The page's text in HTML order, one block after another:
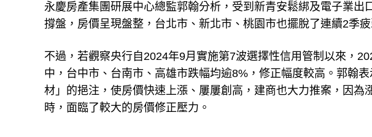
永慶房產集團研展中心總監郭翰分析，受到新青安鬆綁及電子業出
撐盤，房價呈現盤整，台北市、新北市、桃園市也擺脫了連續2季疲
不過，若觀察央行自2024年9月實施第7波選擇性信用管制以來，
中，台中市、台南市、高雄市跌幅均逾8%，修正幅度較高。郭翰
材」的挹注，使房價快速上漲、屢屢創高，建商也大力推案，因為
時，面臨了較大的房價修正壓力。